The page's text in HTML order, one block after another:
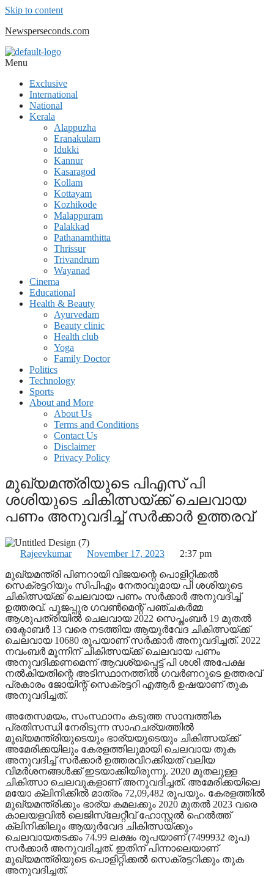
Skip to content
Newsperseconds.com
Menu
Exclusive
International
National
Kerala
Alappuzha
Eranakulam
Idukki
Kannur
Kasaragod
Kollam
Kottayam
Kozhikode
Malappuram
Palakkad
Pathanamthitta
Thrissur
Trivandrum
Wayanad
Cinema
Educational
Health & Beauty
Ayurvedam
Beauty clinic
Health club
Yoga
Family Doctor
Politics
Technology
Sports
About and More
About Us
Terms and Conditions
Contact Us
Disclaimer
Privacy Policy
മുഖ്യമന്ത്രിയുടെ പിഎസ് പി
ശശിയുടെ ചികിത്സയ്ക്ക് ചെലവായ
പണം അനുവദിച്ച് സർക്കാർ ഉത്തരവ്
Rajeevkumar November 17, 2023
2:37 pm
മുഖ്യമന്ത്രി പിണറായി വിജയന്റെ പൊളിറ്റിക്കൽ
സെക്രട്ടറിയും സിപിഎം നേതാവുമായ പി ശശിയുടെ
ചികിത്സയ്ക്ക് ചെലവായ പണം സർക്കാർ അനുവദിച്ച്
ഉത്തരവ്. പൂജപ്പുര ഗവൺമെന്റ് പഞ്ചകർമ്മ
ആശുപത്രിയിൽ ചെലവായ 2022 സെപ്തംബർ 19 മുതൽ
ഒക്ടോബർ 13 വരെ നടത്തിയ ആയുർവേദ ചികിത്സയ്ക്ക്
ചെലവായ 10680 രൂപയാണ് സർക്കാർ അനുവദിച്ചത്. 2022
നവംബർ മൂന്നിന് ചികിത്സയ്ക്ക് ചെലവായ പണം
അനുവദിക്കണമെന്ന് ആവശ്യപ്പെട്ട് പി ശശി അപേക്ഷ
നൽകിയതിന്റെ അടിസ്ഥാനത്തിൽ ഗവർണറുടെ ഉത്തരവ്
പ്രകാരം ജോയിന്റ് സെക്രട്ടറി എആർ ഉഷയാണ് തുക
അനുവദിച്ചത്.
അതേസമയം, സംസ്ഥാനം കടുത്ത സാമ്പത്തിക
പ്രതിസന്ധി നേരിടുന്ന സാഹചര്യത്തിൽ
മുഖ്യമന്ത്രിയുടെയും ഭാര്യയുടെയും ചികിത്സയ്ക്ക്
അമേരിക്കയിലും കേരളത്തിലുമായി ചെലവായ തുക
അനുവദിച്ച് സർക്കാർ ഉത്തരവിറക്കിയത് വലിയ
വിമർശനങ്ങൾക്ക് ഇടയാക്കിയിരുന്നു. 2020 മുതലുള്ള
ചികിത്സാ ചെലവുകളാണ് അനുവദിച്ചത്. അമേരിക്കയിലെ
മയോ ക്ലിനിക്കിൽ മാത്രം 72,09,482 രൂപയും. കേരളത്തിൽ
മുഖ്യമന്ത്രിക്കും ഭാര്യ കമലക്കും 2020 മുതൽ 2023 വരെ
കാലയളവിൽ ലെജിസ്ലേറ്റീവ് ഹോസ്റ്റൽ ഹെൽത്ത്
ക്ലിനിക്കിലും ആയുർവേദ ചികിത്സയ്ക്കും
ചെലവായതടക്കം 74.99 ലക്ഷം രൂപയാണ് (7499932 രൂപ)
സർക്കാർ അനുവദിച്ചത്. ഇതിന് പിന്നാലെയാണ്
മുഖ്യമന്ത്രിയുടെ പൊളിറ്റിക്കൽ സെക്രട്ടറിക്കും തുക
അനുവദിച്ചത്.